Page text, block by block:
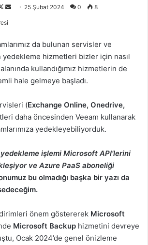
Follow
Bir
göndermek
25 Şubat 2024 0 8
da bulunan servisler ve
yedekleme hizmetleri bizler için nasıl
alanında kullandığımız hizmetlerin de
hale gelmeye başladı.
(Exchange Online, Onedrive,
daha öncesinden Veeam kullanarak
yedekleyebiliyorduk.
işlemi Microsoft API’lerini
ve Azure PaaS aboneliği
bu olmadığı başka bir yazı da
önem göstererek Microsoft
Microsoft Backup hizmetini devreye
Ocak 2024’de genel önizleme